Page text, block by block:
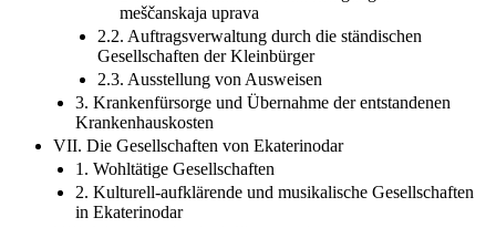
2.1.3. Die staatliche Beaufsichtigung der
meščanskaja uprava
2.2. Auftragsverwaltung durch die ständischen
Gesellschaften der Kleinbürger
2.3. Ausstellung von Ausweisen
3. Krankenfürsorge und Übernahme der entstandenen
Krankenhauskosten
VII. Die Gesellschaften von Ekaterinodar
1. Wohltätige Gesellschaften
2. Kulturell-aufklärende und musikalische Gesellschaften